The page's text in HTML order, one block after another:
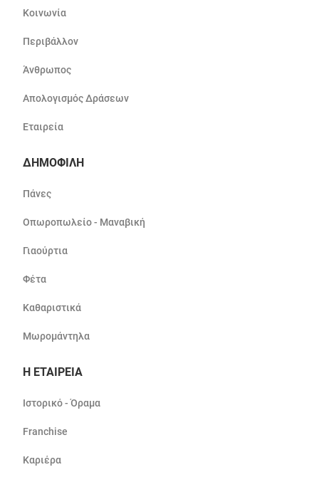
Κοινωνία
Περιβάλλον
Άνθρωπος
Απολογισμός Δράσεων
Εταιρεία
ΔΗΜΟΦΙΛΗ
Πάνες
Οπωροπωλείο - Μαναβική
Γιαούρτια
Φέτα
Καθαριστικά
Μωρομάντηλα
Η ΕΤΑΙΡΕΙΑ
Ιστορικό - Όραμα
Franchise
Καριέρα